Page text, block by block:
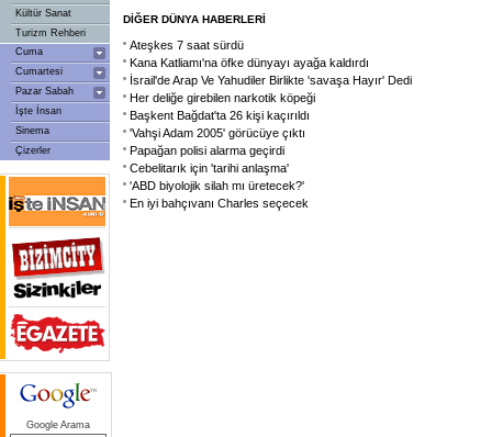
Kültür Sanat
Turizm Rehberi
Cuma
Cumartesi
Pazar Sabah
İşte İnsan
Sinema
Çizerler
Google Arama
DİĞER DÜNYA HABERLERİ
Ateşkes 7 saat sürdü
Kana Katliamı'na öfke dünyayı ayağa kaldırdı
İsrail'de Arap Ve Yahudiler Birlikte 'savaşa Hayır' Dedi
Her deliğe girebilen narkotik köpeği
Başkent Bağdat'ta 26 kişi kaçırıldı
'Vahşi Adam 2005' görücüye çıktı
Papağan polisi alarma geçirdi
Cebelitarık için 'tarihi anlaşma'
'ABD biyolojik silah mı üretecek?'
En iyi bahçıvanı Charles seçecek